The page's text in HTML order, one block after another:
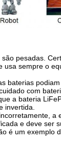
pesadas.
usa sempre o
baterias
com
a bateria
invertida.
a
e deve ser
é um exemplo